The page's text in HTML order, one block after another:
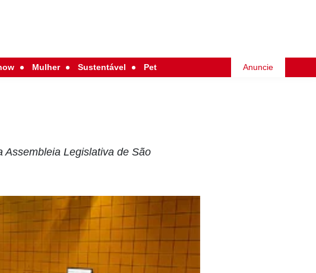
Mulher Sustentável Pet Anuncie
Assembleia Legislativa de São